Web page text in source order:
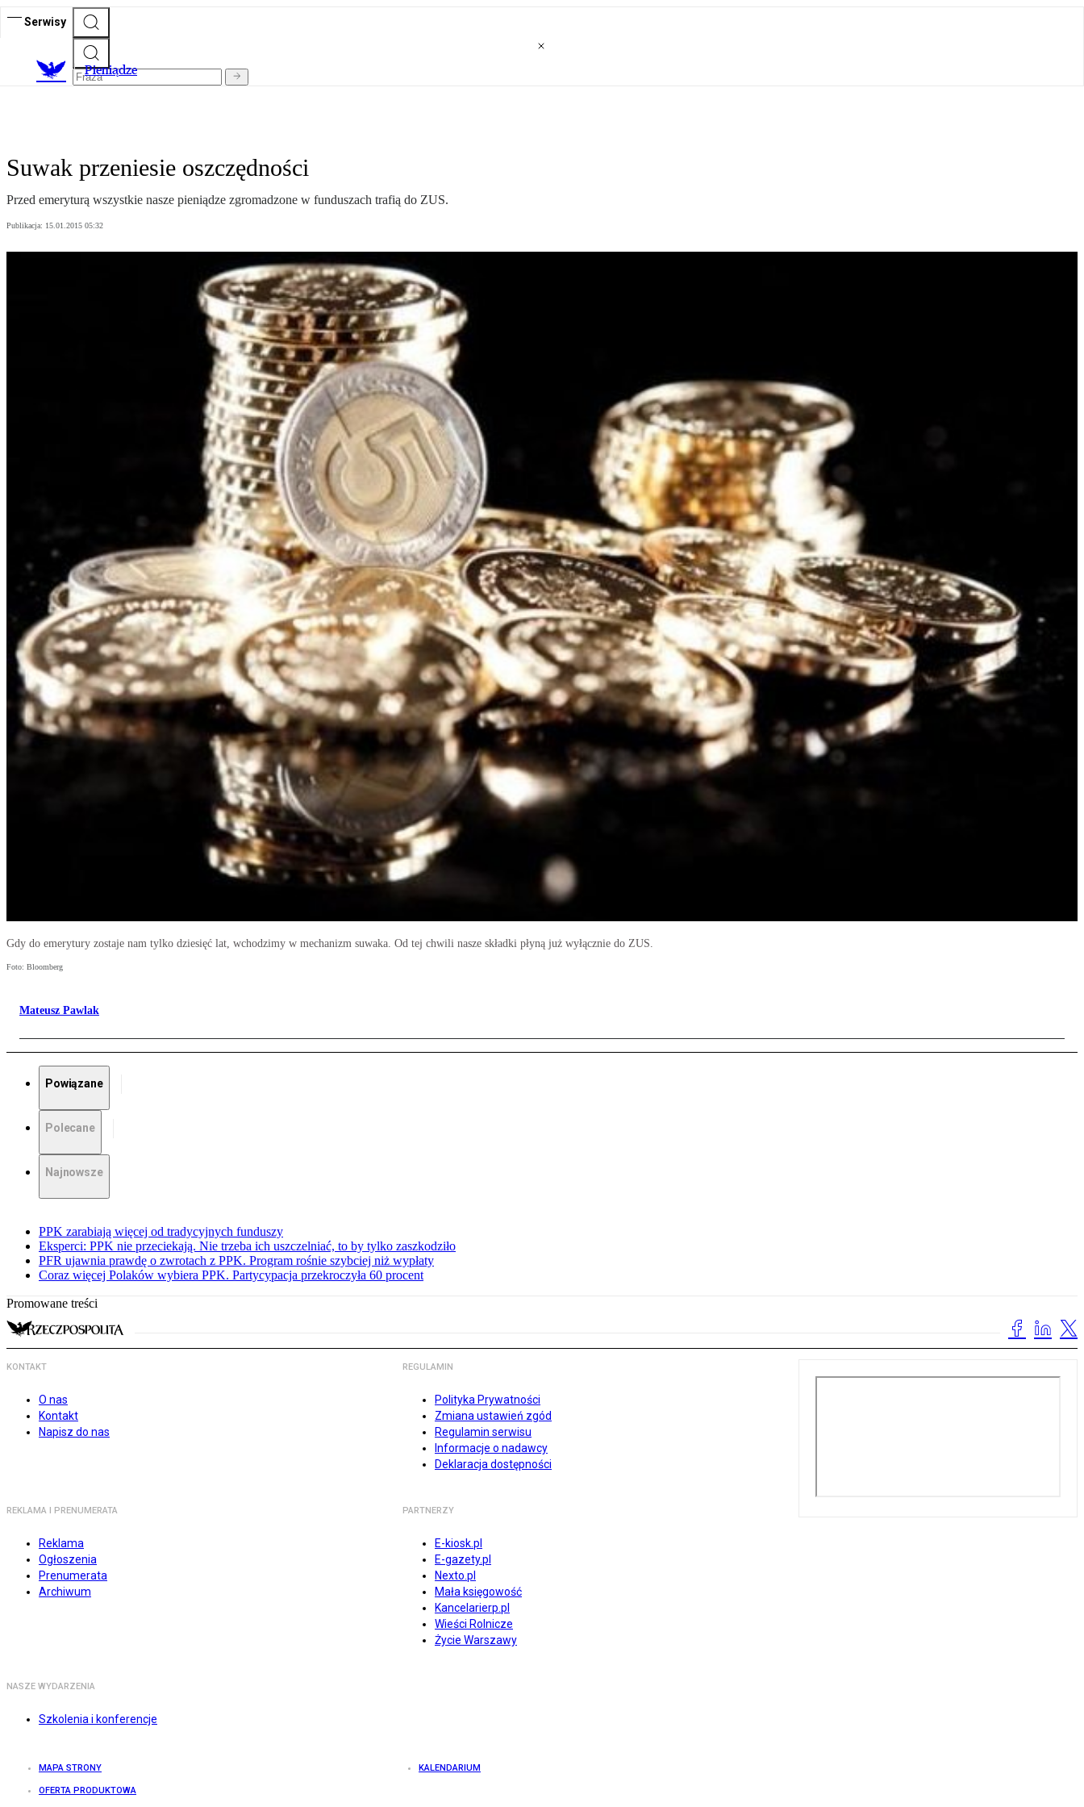
Serwisy
Pieniądze
Suwak przeniesie oszczędności
Przed emeryturą wszystkie nasze pieniądze zgromadzone w funduszach trafią do ZUS.
Publikacja: 15.01.2015 05:32
Gdy do emerytury zostaje nam tylko dziesięć lat, wchodzimy w mechanizm suwaka. Od tej chwili nasze składki płyną już wyłącznie do ZUS.
Foto: Bloomberg
Mateusz Pawlak
Powiązane
Polecane
Najnowsze
PPK zarabiają więcej od tradycyjnych funduszy
Eksperci: PPK nie przeciekają. Nie trzeba ich uszczelniać, to by tylko zaszkodziło
PFR ujawnia prawdę o zwrotach z PPK. Program rośnie szybciej niż wypłaty
Coraz więcej Polaków wybiera PPK. Partycypacja przekroczyła 60 procent
Promowane treści
KONTAKT
O nas
Kontakt
Napisz do nas
REGULAMIN
Polityka Prywatności
Zmiana ustawień zgód
Regulamin serwisu
Informacje o nadawcy
Deklaracja dostępności
REKLAMA I PRENUMERATA
Reklama
Ogłoszenia
Prenumerata
Archiwum
PARTNERZY
E-kiosk.pl
E-gazety.pl
Nexto.pl
Mała księgowość
Kancelarierp.pl
Wieści Rolnicze
Życie Warszawy
NASZE WYDARZENIA
Szkolenia i konferencje
MAPA STRONY KALENDARIUM
OFERTA PRODUKTOWA